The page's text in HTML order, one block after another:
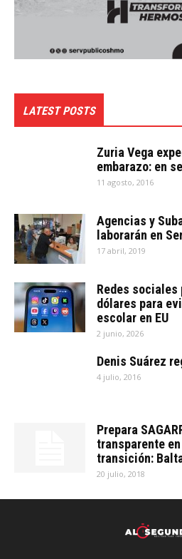
LATEST POSTS
Zuria Vega
embarazo: en
11 agosto, 2016
Agencias y
laborarán en
17 abril, 2019
Redes sociales
dólares para
escolar en EU
2 junio, 2026
Denis Suárez
4 julio, 2016
Prepara
transparente
transición:
20 julio, 2018